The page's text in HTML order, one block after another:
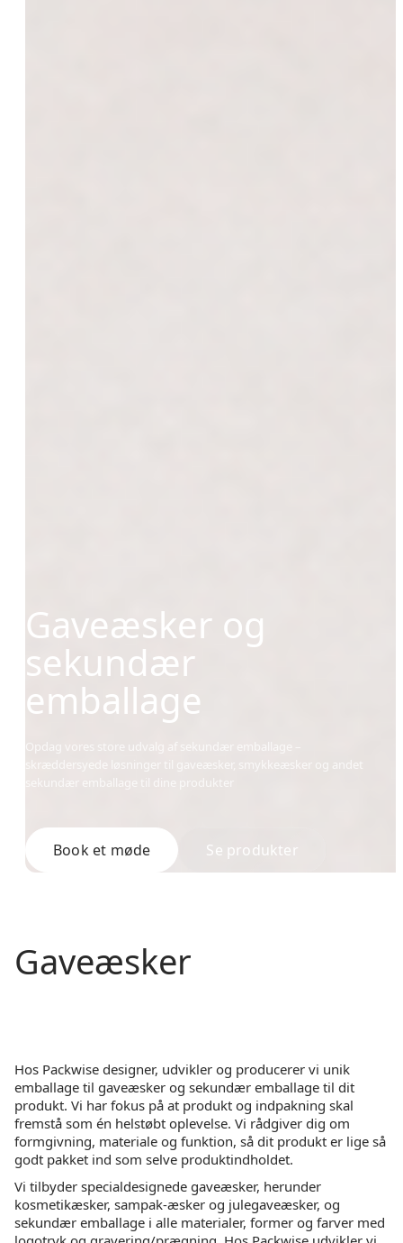
Gaveæsker og
sekundær
emballage
Opdag vores store udvalg af sekundær emballage –
skræddersyede løsninger til gaveæsker, smykkeæsker og andet
Book et møde Se produkter
Gaveæsker
Hos Packwise designer, udvikler og producerer vi unik
emballage til gaveæsker og sekundær emballage til dit
produkt. Vi har fokus på at produkt og indpakning skal
fremstå som én helstøbt oplevelse. Vi rådgiver dig om
formgivning, materiale og funktion, så dit produkt er lige så
godt pakket ind som selve produktindholdet.
Vi tilbyder specialdesignede gaveæsker, herunder
kosmetikæsker, sampak-æsker og julegaveæsker, og
sekundær emballage i alle materialer, former og farver med